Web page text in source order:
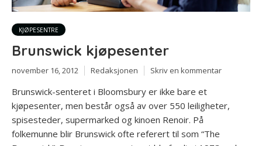
KJØPESENTRE
Brunswick kjøpesenter
november 16, 2012 Redaksjonen Skriv en kommentar
Brunswick-senteret i Bloomsbury er ikke bare et
kjøpesenter, men består også av over 550 leiligheter,
spisesteder, supermarked og kinoen Renoir. På
folkemunne blir Brunswick ofte referert til som “The